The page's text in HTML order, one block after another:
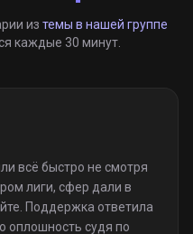
из темы в нашей группе
каждые 30 минут.
всё быстро не смотря
лиги, сфер дали в
Поддержка ответила
оплошность судя по